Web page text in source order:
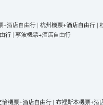
+酒店自由行 | 杭州機票+酒店自由行 |
行 | 寧波機票+酒店自由行
怡機票+酒店自由行 | 布裡斯本機票+酒